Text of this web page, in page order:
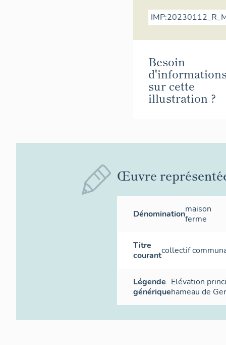
Besoin
sur cette
illustration ?
Œuvre
Dénominationmaison
ferme
Titre
courantcollectif
Légende
générique
Elévation
hameau de